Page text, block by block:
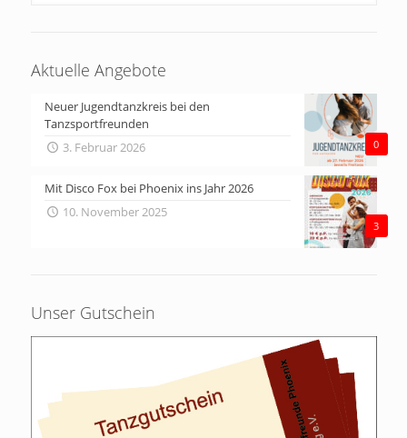
Aktuelle Angebote
0
Neuer Jugendtanzkreis bei den
Tanzsportfreunden
3. Februar 2026
3
Mit Disco Fox bei Phoenix ins Jahr 2026
10. November 2025
Unser Gutschein